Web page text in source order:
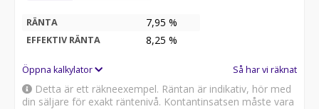
RÄNTA 7,95 %
EFFEKTIV RÄNTA 8,25 %
Öppna kalkylator Så har vi räknat
Detta är ett räkneexempel. Räntan är indikativ, hör med
din säljare för exakt räntenivå. Kontantinsatsen måste vara